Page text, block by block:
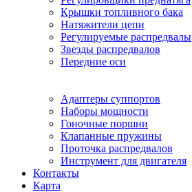
Крышки топливного бака
Натяжители цепи
Регулируемые распредвалы
Звезды распредвалов
Передние оси
Адаптеры суппортов
Наборы мощности
Гоночные поршни
Клапанные пружины
Проточка распредвалов
Инструмент для двигателя
Контакты
Карта